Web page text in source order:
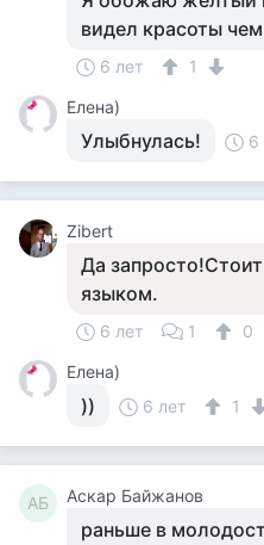
видел красоты
6 лет
1
Елена)
Улыбнулась! 6
Zibert
Да
языком.
6 лет 1
0
Елена)
)) 6 лет 1
АБ Аскар Байжанов
раньше в